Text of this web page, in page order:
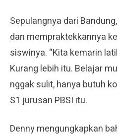
Sepulangnya dari
dan mempraktekkannya
siswinya. “Kita kemarin
Kurang lebih itu. Belajar
nggak sulit, hanya butuh
S1 jurusan PBSI itu.
Denny mengungkapkan